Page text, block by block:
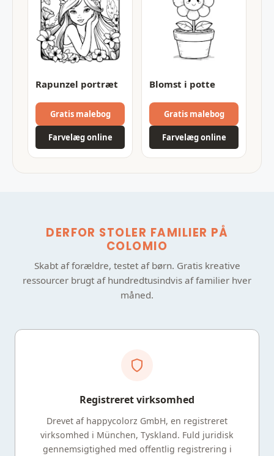
Rapunzel portræt
Gratis malebog
Farvelæg online
Blomst i potte
Gratis malebog
Farvelæg online
DERFOR STOLER FAMILIER PÅ
COLOMIO
Skabt af forældre, testet af børn. Gratis kreative
ressourcer brugt af hundredtusindvis af familier hver
måned.
Registreret virksomhed
Drevet af happycolorz GmbH, en registreret
virksomhed i München, Tyskland. Fuld juridisk
gennemsigtighed med offentlig registrering i